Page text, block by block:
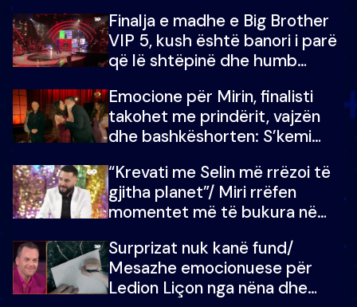
Finalja e madhe e Big Brother
VIP 5, kush është banori i parë
që lë shtëpinë dhe humb
çmimin e madh
Emocione për Mirin, finalisti
takohet me prindërit, vajzën
dhe bashkëshorten: S’kemi
“Krevati me Selin më rrëzoi të
gjitha planet”/ Miri rrëfen
momentet më të bukura në
mungojë zilja e mëngjesit kur…
Surprizat nuk kanë fund/
Mesazhe emocionuese për
Ledion Liçon nga nëna dhe